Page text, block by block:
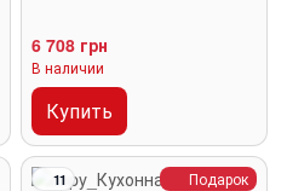
6 708 грн
В наличии
Купить
Подарок
11